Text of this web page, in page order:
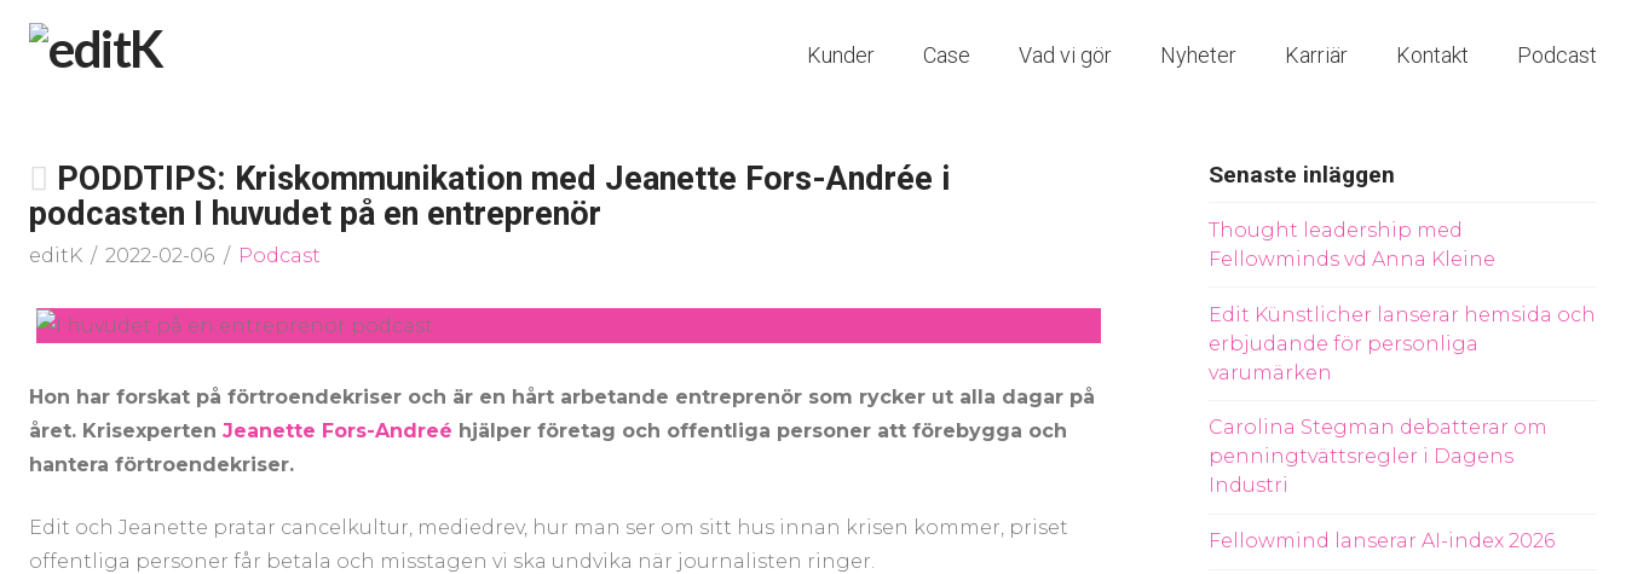
Kunder Case Vad vi gör Nyheter Karriär Kontakt Podcast
PODDTIPS: Kriskommunikation med Jeanette Fors-Andrée i
podcasten I huvudet på en entreprenör
editK 2022-02-06 Podcast
Hon har forskat på förtroendekriser och är en hårt arbetande entreprenör som rycker ut alla dagar på
året. Krisexperten Jeanette Fors-Andreé hjälper företag och offentliga personer att förebygga och
hantera förtroendekriser.
Edit och Jeanette pratar cancelkultur, mediedrev, hur man ser om sitt hus innan krisen kommer, priset
offentliga personer får betala och misstagen vi ska undvika när journalisten ringer.
Senaste inläggen
Thought leadership med
Fellowminds vd Anna Kleine
Edit Künstlicher lanserar hemsida och
erbjudande för personliga
varumärken
Carolina Stegman debatterar om
penningtvättsregler i Dagens
Industri
Fellowmind lanserar AI-index 2026